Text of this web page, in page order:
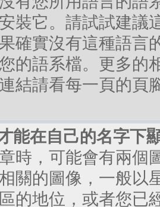
裝它。請試試建議
確實沒有這種語言
的語系檔。更多的
連結請看每一頁的頁
能在自己的名字下
時，可能會有兩個
關的圖像，一般以
的地位，或者您已